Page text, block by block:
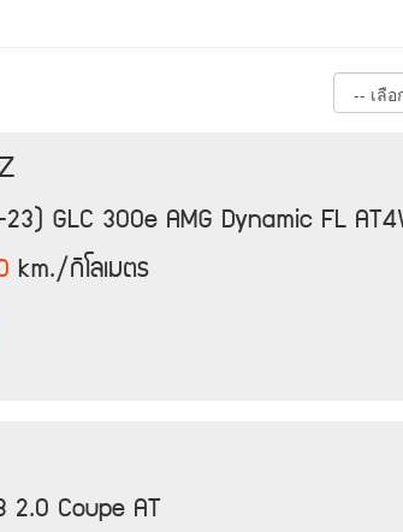
GLC 300e AMG Dynamic FL
km./กิโลเมตร
2.0 Coupe AT